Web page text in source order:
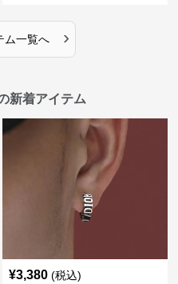
ム一覧へ ›
新着アイテム
¥3,380 (税込)